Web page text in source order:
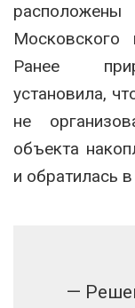
Ранее
установила,
не
объекта
и обратилась в
—